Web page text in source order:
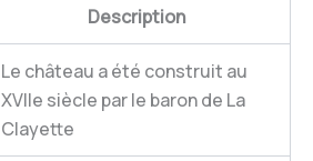
Description
Le château a été construit au
XVIIe siècle par le baron de La
Clayette